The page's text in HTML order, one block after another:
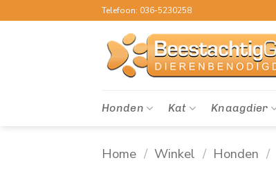
naar
Telefoon: 036-5230258
Honden Kat Knaagdier
Home / Winkel / Honden /